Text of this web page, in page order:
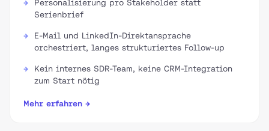
Personalisierung pro Stakeholder statt
Serienbrief
E-Mail und LinkedIn-Direktansprache
orchestriert, langes strukturiertes Follow-up
Kein internes SDR-Team, keine CRM-Integration
zum Start nötig
Mehr erfahren →